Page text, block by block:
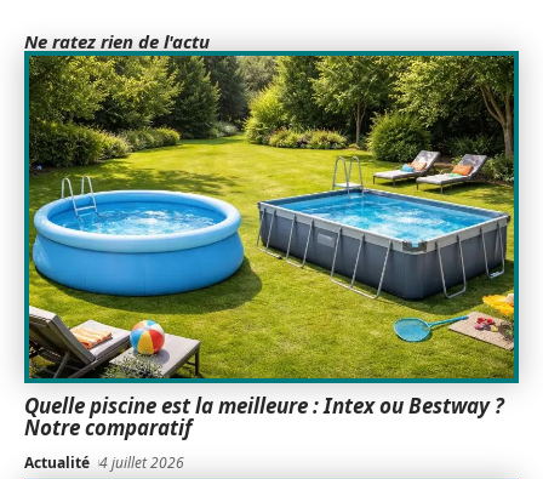
Ne ratez rien de l'actu
Quelle piscine est la meilleure : Intex ou Bestway ?
Notre comparatif
Actualité 4 juillet 2026